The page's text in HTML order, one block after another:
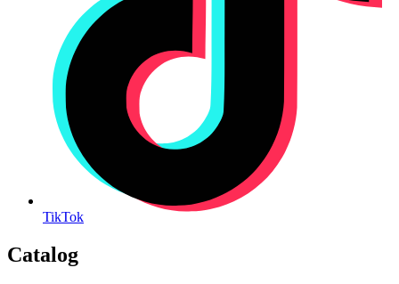
TikTok
Catalog